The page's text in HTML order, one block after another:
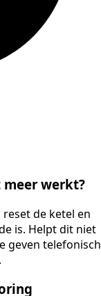
meer werkt?
de ketel en
is. Helpt dit niet
geven telefonisch